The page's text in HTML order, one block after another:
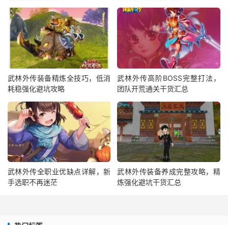
武林外传装备精炼全技巧，低消
耗稳强化避坑攻略
武林外传高阶BOSS完整打法，
团队开荒通关干货汇总
武林外传全职业优缺点详解，新
手选职不再迷茫
武林外传装备养成完整攻略，精
炼强化避坑干货汇总